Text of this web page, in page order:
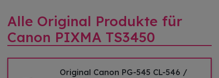
Alle Original Produkte für
Canon PIXMA TS3450
Original Canon PG-545 CL-546 /